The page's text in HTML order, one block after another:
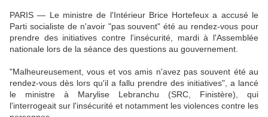
PARIS — Le ministre de l'Intérieur Brice Hortefeux a accusé le
Parti socialiste de n'avoir "pas souvent" été au rendez-vous pour
prendre des initiatives contre l'insécurité, mardi à l'Assemblée
nationale lors de la séance des questions au gouvernement.
"Malheureusement, vous et vos amis n'avez pas souvent été au
rendez-vous dès lors qu'il a fallu prendre des initiatives", a lancé
le ministre à Marylise Lebranchu (SRC, Finistère), qui
l'interrogeait sur l'insécurité et notamment les violences contre les